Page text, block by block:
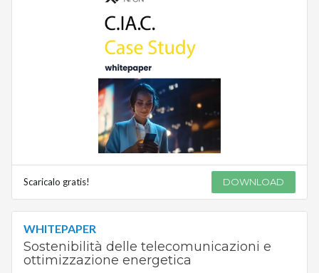
Scaricalo gratis! DOWNLOAD
WHITEPAPER
Sostenibilità delle telecomunicazioni e
ottimizzazione energetica